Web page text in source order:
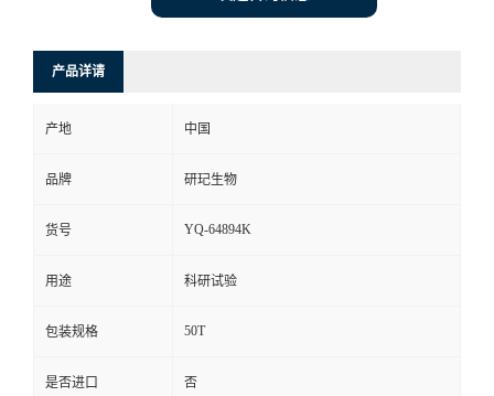
产品详请
产地 中国
品牌 研玘生物
货号 YQ-64894K
用途 科研试验
包装规格 50T
是否进口 否